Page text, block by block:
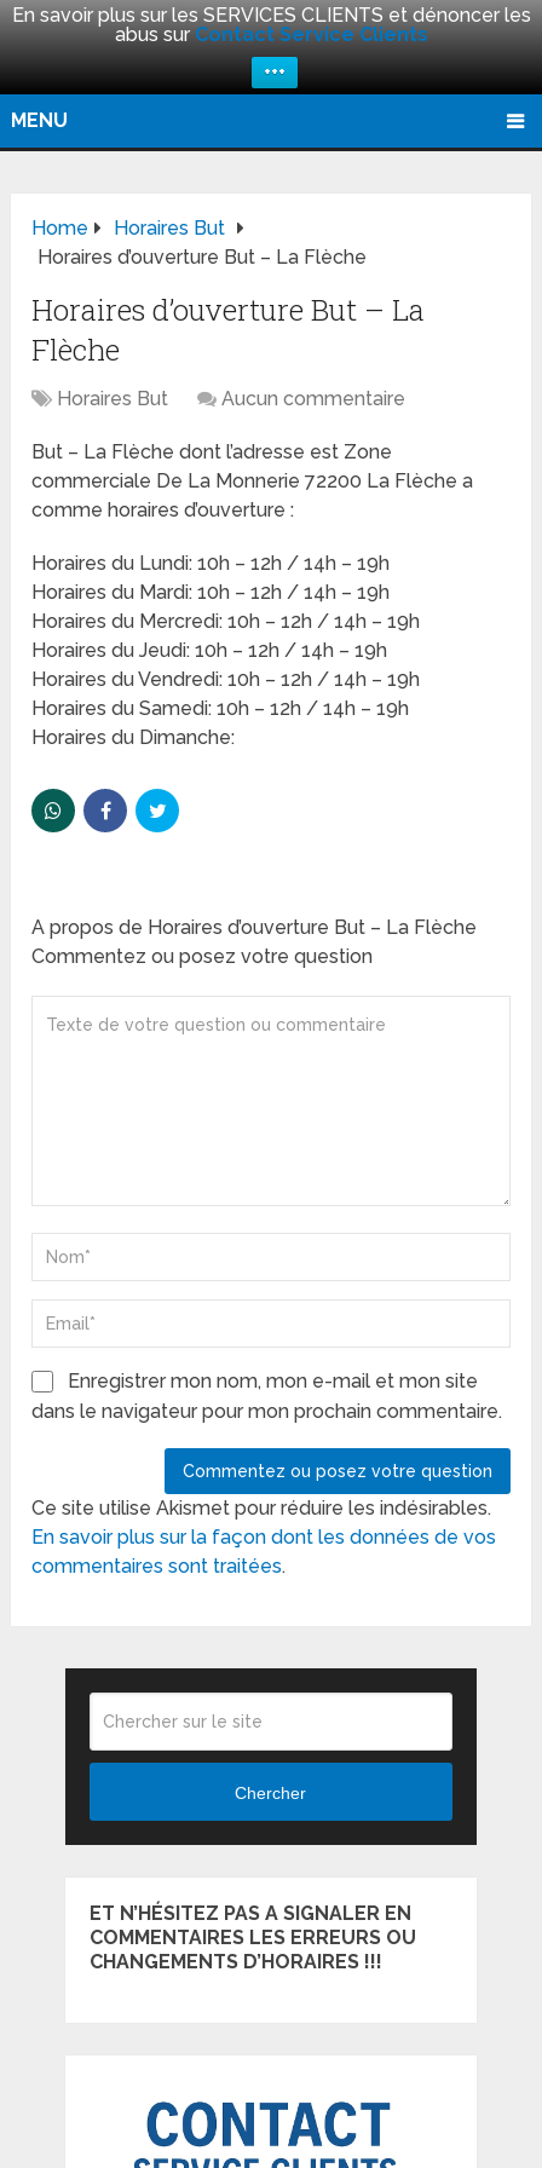
En savoir plus sur les SERVICES CLIENTS et dénoncer les
abus sur Contact Service Clients
+++
MENU
Home
Horaires But
Horaires d’ouverture But – La Flèche
Horaires d’ouverture But – La
Flèche
Horaires But Aucun commentaire
But – La Flèche dont l’adresse est Zone
commerciale De La Monnerie 72200 La Flèche a
comme horaires d’ouverture :
Horaires du Lundi: 10h – 12h / 14h – 19h
Horaires du Mardi: 10h – 12h / 14h – 19h
Horaires du Mercredi: 10h – 12h / 14h – 19h
Horaires du Jeudi: 10h – 12h / 14h – 19h
Horaires du Vendredi: 10h – 12h / 14h – 19h
Horaires du Samedi: 10h – 12h / 14h – 19h
Horaires du Dimanche:
A propos de Horaires d’ouverture But – La Flèche
Commentez ou posez votre question
Enregistrer mon nom, mon e-mail et mon site
dans le navigateur pour mon prochain commentaire.
Ce site utilise Akismet pour réduire les indésirables.
En savoir plus sur la façon dont les données de vos
commentaires sont traitées.
Chercher
ET N’HÉSITEZ PAS A SIGNALER EN
COMMENTAIRES LES ERREURS OU
CHANGEMENTS D’HORAIRES !!!